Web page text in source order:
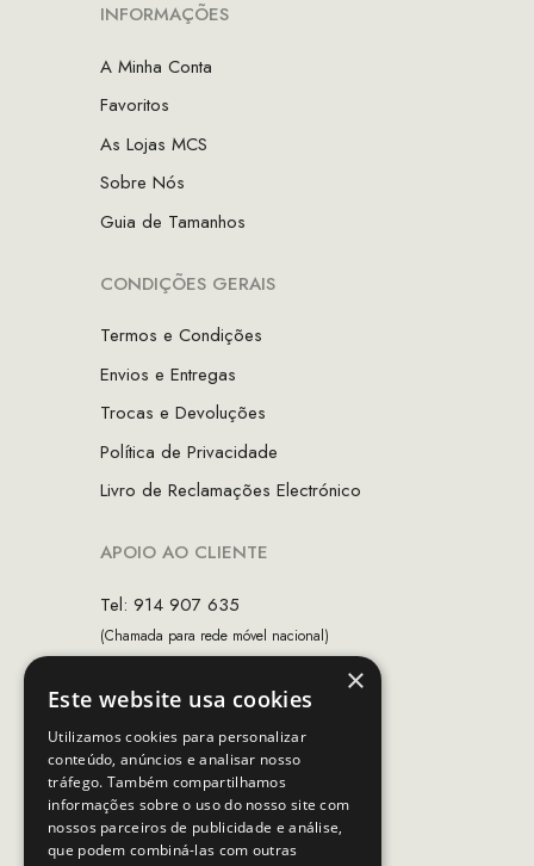
INFORMAÇÕES
A Minha Conta
Favoritos
As Lojas MCS
Sobre Nós
Guia de Tamanhos
CONDIÇÕES GERAIS
Termos e Condições
Envios e Entregas
Trocas e Devoluções
Política de Privacidade
Livro de Reclamações Electrónico
APOIO AO CLIENTE
Tel: 914 907 635
(Chamada para rede móvel nacional)
Horário de contacto:
Dias úteis das 10h as 19h
SEGUE-NOS
×
Este website usa cookies
Utilizamos cookies para personalizar
conteúdo, anúncios e analisar nosso
tráfego. Também compartilhamos
informações sobre o uso do nosso site com
nossos parceiros de publicidade e análise,
que podem combiná-las com outras